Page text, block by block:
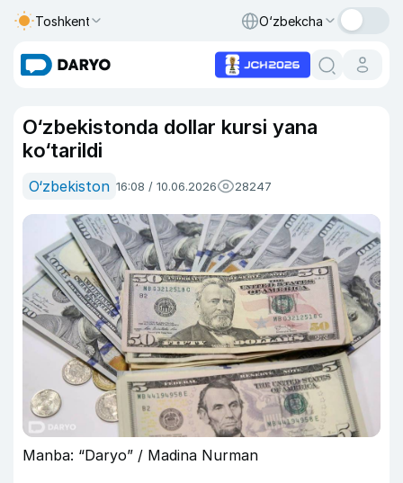
Toshkent O‘zbekcha
O‘zbekistonda dollar kursi yana
ko‘tarildi
O‘zbekiston 16:08 / 10.06.2026 28247
Manba: “Daryo” / Madina Nurman